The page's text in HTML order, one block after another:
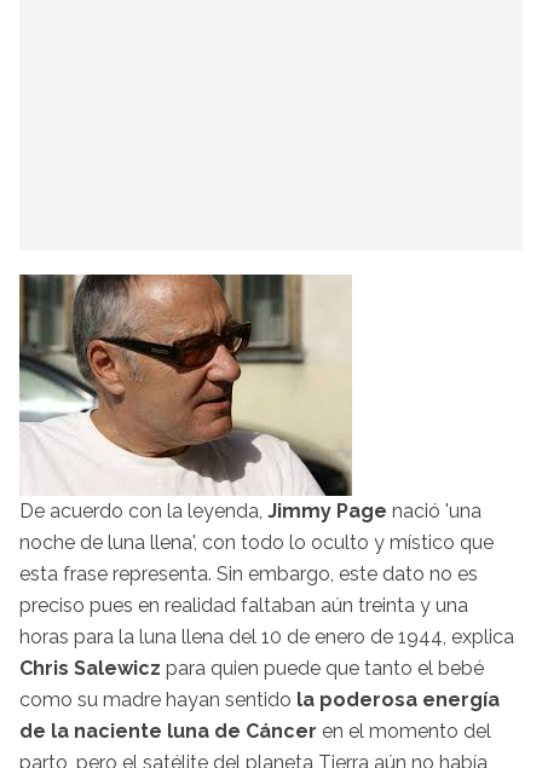
De acuerdo con la leyenda, Jimmy Page nació 'una
noche de luna llena', con todo lo oculto y místico que
esta frase representa. Sin embargo, este dato no es
preciso pues en realidad faltaban aún treinta y una
horas para la luna llena del 10 de enero de 1944, explica
Chris Salewicz para quien puede que tanto el bebé
como su madre hayan sentido la poderosa energía
de la naciente luna de Cáncer en el momento del
parto, pero el satélite del planeta Tierra aún no había